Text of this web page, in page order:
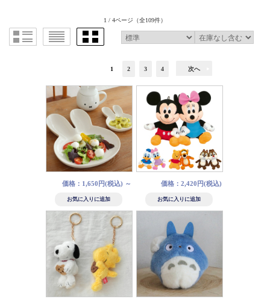
1 / 4ページ （全109件）
1 2 3 4 次へ
価格：1,650円(税込) ～ 価格：2,420円(税込)